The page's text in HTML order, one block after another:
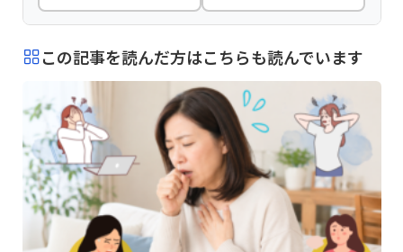
この記事を読んだ方はこちらも読んでいます